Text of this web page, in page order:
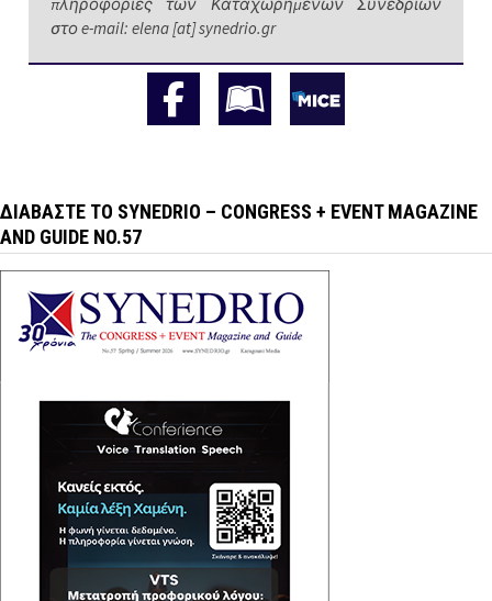
στο e-mail: elena [at] synedrio.gr
ΔΙΑΒΆΣΤΕ ΤΟ SYNEDRIO – CONGRESS + EVENT MAGAZINE
AND GUIDE NO.57